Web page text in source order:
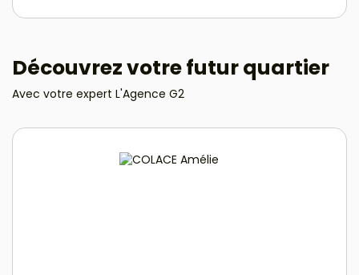
Découvrez votre futur quartier
Avec votre expert L'Agence G2